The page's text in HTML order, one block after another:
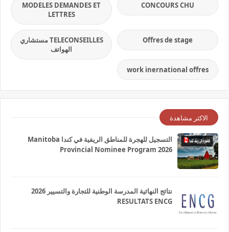
CONCOURS CHU
MODELES DEMANDES ET
LETTRES
Offres de stage
TELECONSEILLES مستشاري
الهواتف
work inernational offres
الاكثر مشاهدة
التسجيل للهجرة للمناطق الريفية في كندا Manitoba
Provincial Nominee Program 2026
نتائج النهائية المدرسة الوطنية للتجارة والتسيير 2026
RESULTATS ENCG